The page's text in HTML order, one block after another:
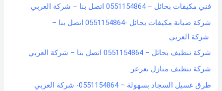
r
:
فني مكيفات بحائل – 0551154864 اتصل بنا – شركة العربي
شركة صيانة مكيفات بحائل -0551154864 اتصل بنا –
شركة العربي
شركة تنظيف بحائل – 0551154864 اتصل بنا – شركة العربي
شركة تنظيف منازل بعرعر
طرق غسيل السجاد بسهولة – 0551154864- شركة العربي